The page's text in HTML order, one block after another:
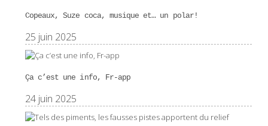
Copeaux, Suze coca, musique et… un polar!
25 juin 2025
Ça c’est une info, Fr-app
24 juin 2025